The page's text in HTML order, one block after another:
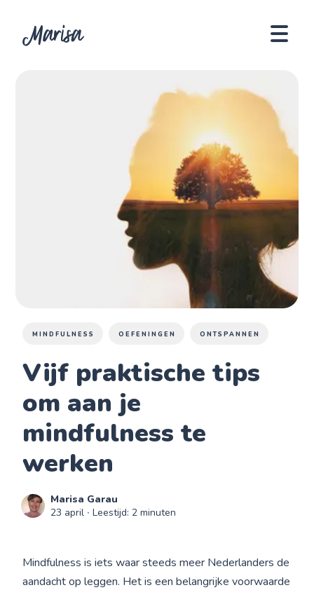
MINDFULNESS OEFENINGEN ONTSPANNEN
Vijf praktische tips
om aan je
mindfulness te
werken
Marisa Garau
23 april ∙ Leestijd: 2 minuten
Mindfulness is iets waar steeds meer Nederlanders de
aandacht op leggen. Het is een belangrijke voorwaarde